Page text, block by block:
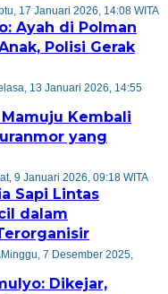
17 Januari 2026, 14:08 WITA
Ayah di Polman
Polisi Gerak
13 Januari 2026, 14:55
Kembali
yang
9 Januari 2026, 09:18 WITA
Sapi Lintas
dalam
Minggu, 7 Desember 2025,
Dikejar,